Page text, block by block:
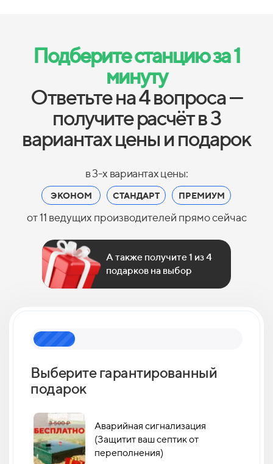
Подберите станцию за 1
минуту
Ответьте на 4 вопроса —
получите расчёт в 3
вариантах цены и подарок
в 3-х вариантах цены:
ЭКОНОМ СТАНДАРТ ПРЕМИУМ
от 11 ведущих производителей прямо сейчас
А также получите 1 из 4
подарков на выбор
Выберите гарантированный
подарок
Аварийная сигнализация
(Защитит ваш септик от
переполнения)